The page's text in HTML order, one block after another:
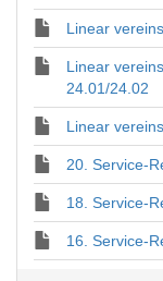
Linear
Linear
24.01/24.02
Linear
20. Service-
18. Service-
16. Service-